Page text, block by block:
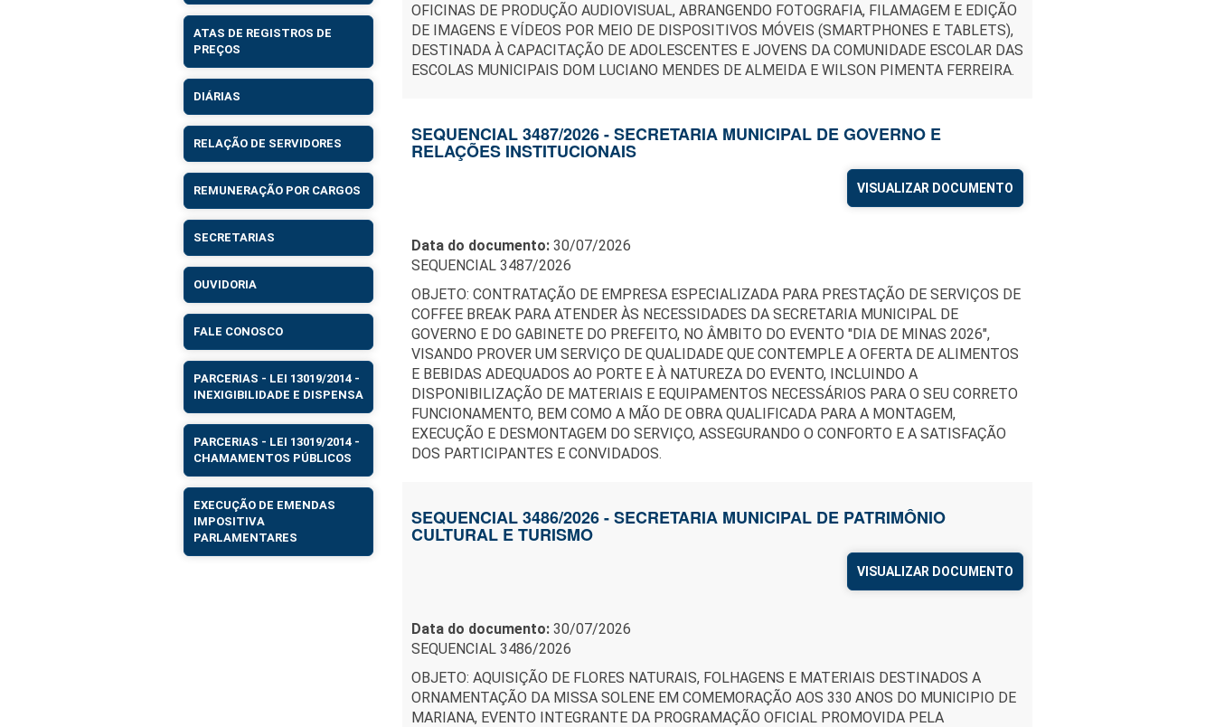
ATAS DE REGISTROS DE
PREÇOS
DIÁRIAS
RELAÇÃO DE SERVIDORES
REMUNERAÇÃO POR CARGOS
SECRETARIAS
OUVIDORIA
FALE CONOSCO
PARCERIAS - LEI 13019/2014 -
INEXIGIBILIDADE E DISPENSA
PARCERIAS - LEI 13019/2014 -
CHAMAMENTOS PÚBLICOS
EXECUÇÃO DE EMENDAS
IMPOSITIVA
PARLAMENTARES
OFICINAS DE PRODUÇÃO AUDIOVISUAL, ABRANGENDO FOTOGRAFIA, FILAMAGEM E EDIÇÃO
DE IMAGENS E VÍDEOS POR MEIO DE DISPOSITIVOS MÓVEIS (SMARTPHONES E TABLETS),
DESTINADA À CAPACITAÇÃO DE ADOLESCENTES E JOVENS DA COMUNIDADE ESCOLAR DAS
ESCOLAS MUNICIPAIS DOM LUCIANO MENDES DE ALMEIDA E WILSON PIMENTA FERREIRA.
SEQUENCIAL 3487/2026 - SECRETARIA MUNICIPAL DE GOVERNO E
RELAÇÕES INSTITUCIONAIS
VISUALIZAR DOCUMENTO
Data do documento:30/07/2026
SEQUENCIAL 3487/2026
OBJETO: CONTRATAÇÃO DE EMPRESA ESPECIALIZADA PARA PRESTAÇÃO DE SERVIÇOS DE
COFFEE BREAK PARA ATENDER ÀS NECESSIDADES DA SECRETARIA MUNICIPAL DE
GOVERNO E DO GABINETE DO PREFEITO, NO ÂMBITO DO EVENTO "DIA DE MINAS 2026",
VISANDO PROVER UM SERVIÇO DE QUALIDADE QUE CONTEMPLE A OFERTA DE ALIMENTOS
E BEBIDAS ADEQUADOS AO PORTE E À NATUREZA DO EVENTO, INCLUINDO A
DISPONIBILIZAÇÃO DE MATERIAIS E EQUIPAMENTOS NECESSÁRIOS PARA O SEU CORRETO
FUNCIONAMENTO, BEM COMO A MÃO DE OBRA QUALIFICADA PARA A MONTAGEM,
EXECUÇÃO E DESMONTAGEM DO SERVIÇO, ASSEGURANDO O CONFORTO E A SATISFAÇÃO
DOS PARTICIPANTES E CONVIDADOS.
SEQUENCIAL 3486/2026 - SECRETARIA MUNICIPAL DE PATRIMÔNIO
CULTURAL E TURISMO
VISUALIZAR DOCUMENTO
Data do documento:30/07/2026
SEQUENCIAL 3486/2026
OBJETO: AQUISIÇÃO DE FLORES NATURAIS, FOLHAGENS E MATERIAIS DESTINADOS A
ORNAMENTAÇÃO DA MISSA SOLENE EM COMEMORAÇÃO AOS 330 ANOS DO MUNICIPIO DE
MARIANA, EVENTO INTEGRANTE DA PROGRAMAÇÃO OFICIAL PROMOVIDA PELA